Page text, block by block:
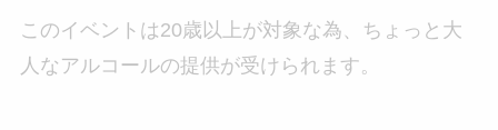
このイベントは20歳以上が対象な為、ちょっと大
人なアルコールの提供が受けられます。